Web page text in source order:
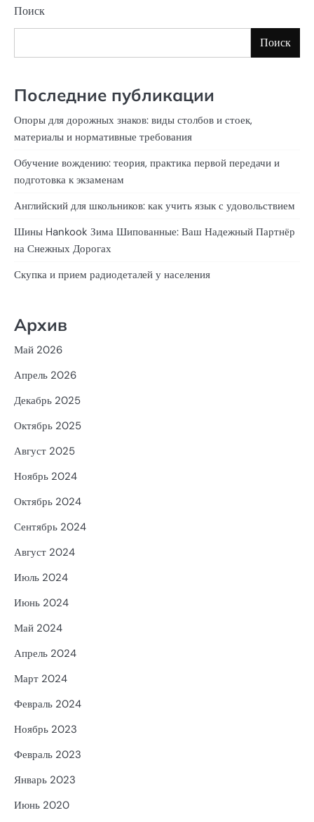
Поиск
Поиск
Последние публикации
Опоры для дорожных знаков: виды столбов и стоек,
материалы и нормативные требования
Обучение вождению: теория, практика первой передачи и
подготовка к экзаменам
Английский для школьников: как учить язык с удовольствием
Шины Hankook Зима Шипованные: Ваш Надежный Партнёр
на Снежных Дорогах
Скупка и прием радиодеталей у населения
Архив
Май 2026
Апрель 2026
Декабрь 2025
Октябрь 2025
Август 2025
Ноябрь 2024
Октябрь 2024
Сентябрь 2024
Август 2024
Июль 2024
Июнь 2024
Май 2024
Апрель 2024
Март 2024
Февраль 2024
Ноябрь 2023
Февраль 2023
Январь 2023
Июнь 2020